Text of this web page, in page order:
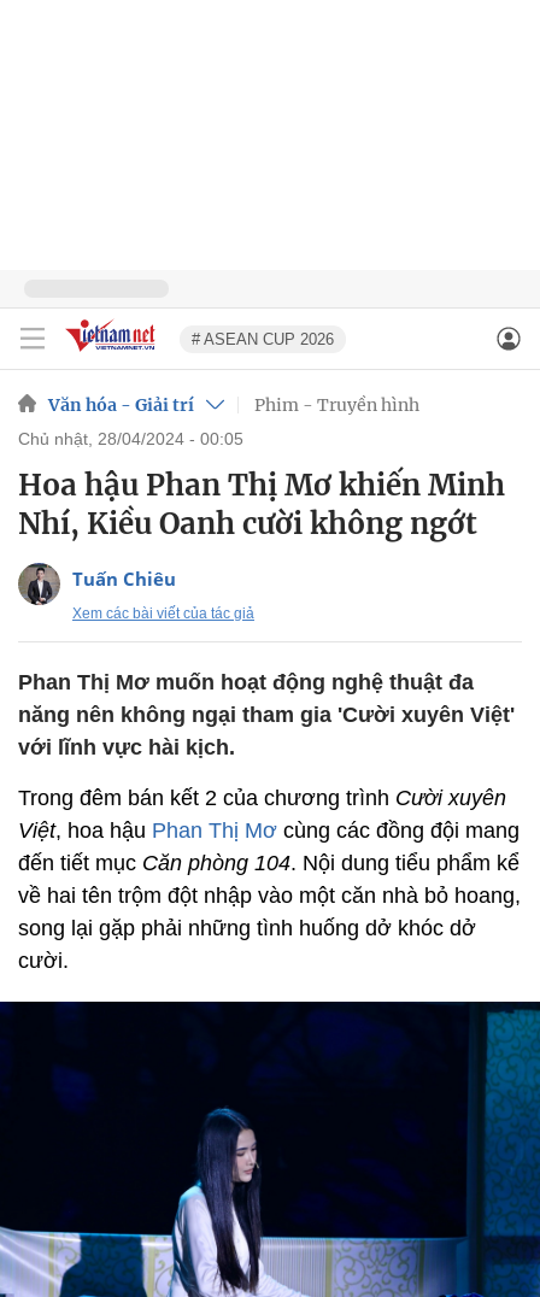
# ASEAN CUP 2026
Văn hóa - Giải trí Phim - Truyền hình
chủ nhật, 28/04/2024 - 00:05
Hoa hậu Phan Thị Mơ khiến Minh
Nhí, Kiều Oanh cười không ngớt
Tuấn Chiêu
Xem các bài viết của tác giả
Phan Thị Mơ muốn hoạt động nghệ thuật đa
năng nên không ngại tham gia 'Cười xuyên Việt'
với lĩnh vực hài kịch.
Trong đêm bán kết 2 của chương trình Cười xuyên
Việt, hoa hậu Phan Thị Mơ cùng các đồng đội mang
đến tiết mục Căn phòng 104. Nội dung tiểu phẩm kể
về hai tên trộm đột nhập vào một căn nhà bỏ hoang,
song lại gặp phải những tình huống dở khóc dở
cười.